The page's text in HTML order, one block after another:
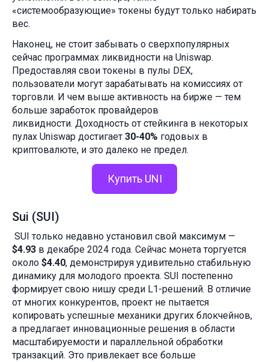
«системообразующие» токены будут только набирать
вес.
Наконец, не стоит забывать о сверхпопулярных
сейчас программах ликвидности на Uniswap.
Предоставляя свои токены в пулы DEX,
пользователи могут зарабатывать на комиссиях от
торговли. И чем выше активность на бирже — тем
больше заработок провайдеров
ликвидности. Доходность от стейкинга в некоторых
пулах Uniswap достигает 30-40% годовых в
криптовалюте, и это далеко не предел.
Купить UNI
Sui (SUI)
SUI только недавно установил свой максимум —
$4.93 в декабре 2024 года. Сейчас монета торгуется
около $4.40, демонстрируя удивительно стабильную
динамику для молодого проекта. SUI постепенно
формирует свою нишу среди L1-решений. В отличие
от многих конкурентов, проект не пытается
копировать успешные механики других блокчейнов,
а предлагает инновационные решения в области
масштабируемости и параллельной обработки
транзакций. Это привлекает все больше